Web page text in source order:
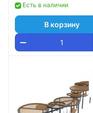
Есть в наличии
В корзину